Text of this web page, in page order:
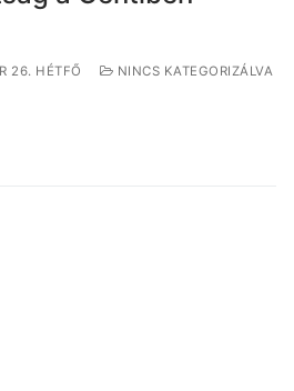
26. HÉTFŐ NINCS KATEGORIZÁLVA